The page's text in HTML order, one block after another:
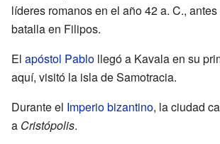
líderes romanos en el año 42 a. C.,
batalla en Filipos.
El apóstol Pablo llegó a Kavala en su
aquí, visitó la isla de Samotracia.
Durante el Imperio bizantino, la ciudad
a Cristópolis.